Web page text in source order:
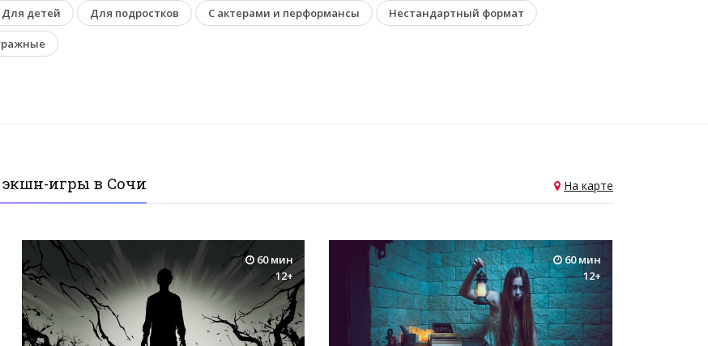
Для детей Для подростков С актерами и перформансы Нестандартный формат
игры в Сочи На карте
60 мин
12+
60 мин
12+